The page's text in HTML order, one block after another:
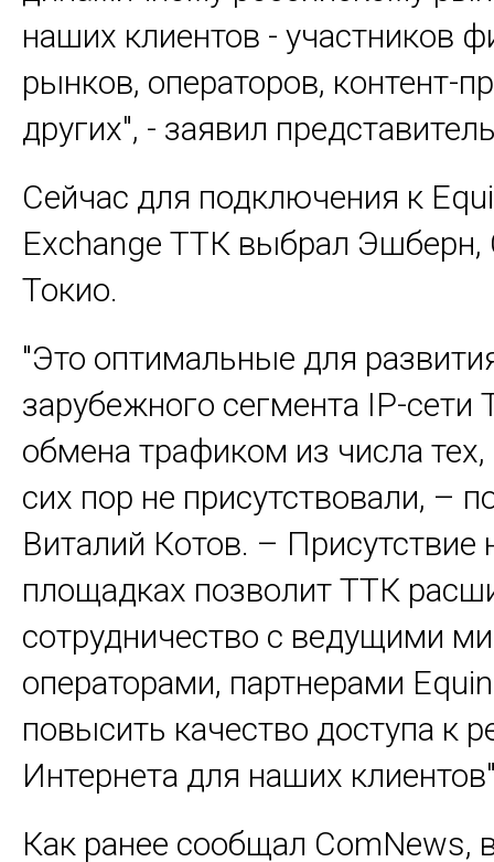
наших клиентов - участников
рынков, операторов, контент-
других", - заявил
Сейчас для подключения к
Exchange ТТК выбрал Эшберн,
Токио.
"Это оптимальные для
зарубежного сегмента IP-сети
обмена трафиком из числа
сих пор не присутствовали, –
Виталий Котов. – Присутствие
площадках позволит ТТК
сотрудничество с ведущими
операторами, партнерами
повысить качество доступа к
Интернета для наших
Как ранее сообщал ComNews,